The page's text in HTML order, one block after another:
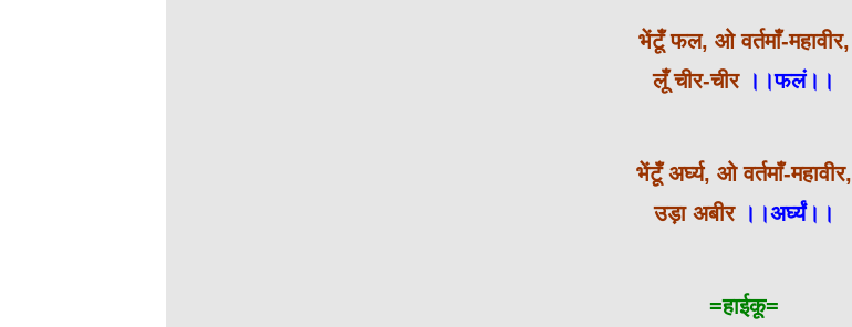
भेंटूँ फल, ओ वर्तमाँ-महावीर,
लूँ चीर-चीर ।।फलं।।
भेंटूँ अर्घ्य, ओ वर्तमाँ-महावीर,
उड़ा अबीर।।अर्घ्यं।।
=हाईकू=